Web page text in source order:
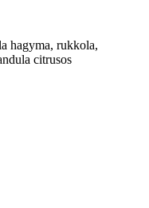
hagyma, rukkola,
citrusos